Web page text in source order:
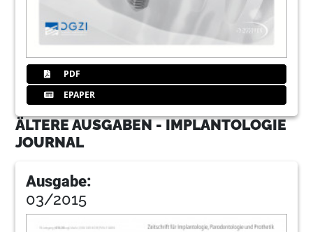
MIS Implants Technologies GmbH
100OT Medical GmbH
PDF
EPAPER
ÄLTERE AUSGABEN - IMPLANTOLOGIE
JOURNAL
Ausgabe:
03/2015